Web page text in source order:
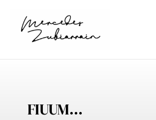
contenido
FIUUM…